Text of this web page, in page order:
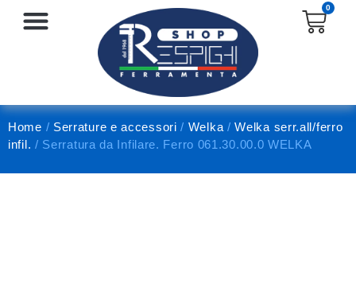
0
Home / Serrature e accessori / Welka /Welka serr.all/ferro
infil. / Serratura da Infilare. Ferro 061.30.00.0 WELKA